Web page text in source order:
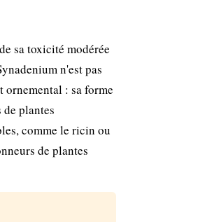
sa toxicité modérée
n'est pas
: sa forme
plantes
comme le ricin ou
de plantes